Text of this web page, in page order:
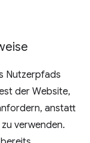
Nutzerpfads
der Website,
anstatt
verwenden.